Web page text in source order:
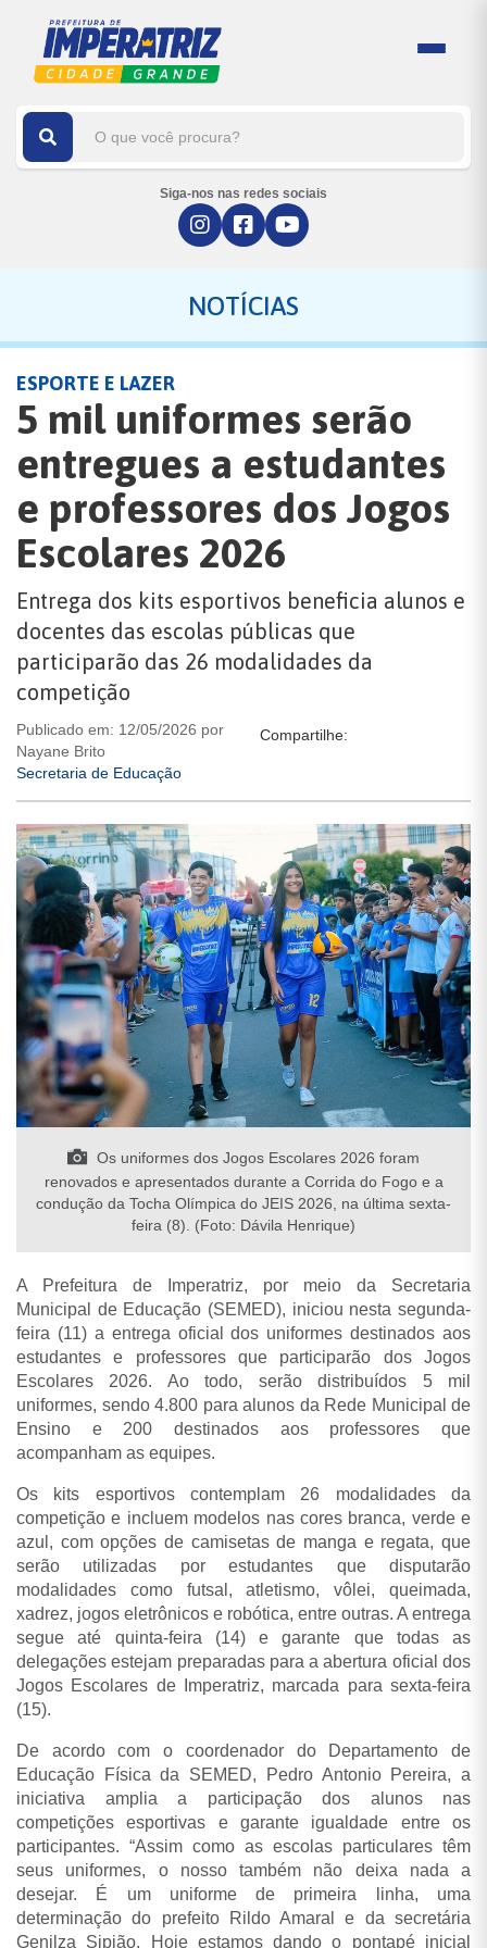
Siga-nos nas redes sociais
NOTÍCIAS
ESPORTE E LAZER
5 mil uniformes serão
entregues a estudantes
e professores dos Jogos
Escolares 2026
Entrega dos kits esportivos beneficia alunos e
docentes das escolas públicas que
participarão das 26 modalidades da
competição
Publicado em: 12/05/2026 por
Nayane Brito
Secretaria de Educação
Compartilhe:
Os uniformes dos Jogos Escolares 2026 foram
renovados e apresentados durante a Corrida do Fogo e a
condução da Tocha Olímpica do JEIS 2026, na última sexta-
feira (8). (Foto: Dávila Henrique)
A Prefeitura de Imperatriz, por meio da Secretaria
Municipal de Educação (SEMED), iniciou nesta segunda-
feira (11) a entrega oficial dos uniformes destinados aos
estudantes e professores que participarão dos Jogos
Escolares 2026. Ao todo, serão distribuídos 5 mil
uniformes, sendo 4.800 para alunos da Rede Municipal de
Ensino e 200 destinados aos professores que
acompanham as equipes.
Os kits esportivos contemplam 26 modalidades da
competição e incluem modelos nas cores branca, verde e
azul, com opções de camisetas de manga e regata, que
serão utilizadas por estudantes que disputarão
modalidades como futsal, atletismo, vôlei, queimada,
xadrez, jogos eletrônicos e robótica, entre outras. A entrega
segue até quinta-feira (14) e garante que todas as
delegações estejam preparadas para a abertura oficial dos
Jogos Escolares de Imperatriz, marcada para sexta-feira
(15).
De acordo com o coordenador do Departamento de
Educação Física da SEMED, Pedro Antonio Pereira, a
iniciativa amplia a participação dos alunos nas
competições esportivas e garante igualdade entre os
participantes. “Assim como as escolas particulares têm
seus uniformes, o nosso também não deixa nada a
desejar. É um uniforme de primeira linha, uma
determinação do prefeito Rildo Amaral e da secretária
Genilza Sipião. Hoje estamos dando o pontapé inicial